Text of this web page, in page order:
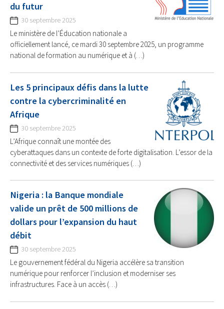
du futur
30 septembre 2025
Le ministère de l’Éducation nationale a
officiellement lancé, ce mardi 30 septembre 2025, un programme
national de formation au numérique et à (…)
Les 5 principaux défis dans la lutte
contre la cybercriminalité en
Afrique
30 septembre 2025
L’Afrique connaît une montée des
cyberattaques dans un contexte de forte digitalisation. L’essor de la
connectivité et des services numériques (…)
Nigeria : la Banque mondiale
valide un prêt de 500 millions de
dollars pour l’expansion du haut
débit
30 septembre 2025
Le gouvernement fédéral du Nigeria accélère sa transition
numérique pour renforcer l’inclusion et moderniser ses
infrastructures. Face à un accès (…)